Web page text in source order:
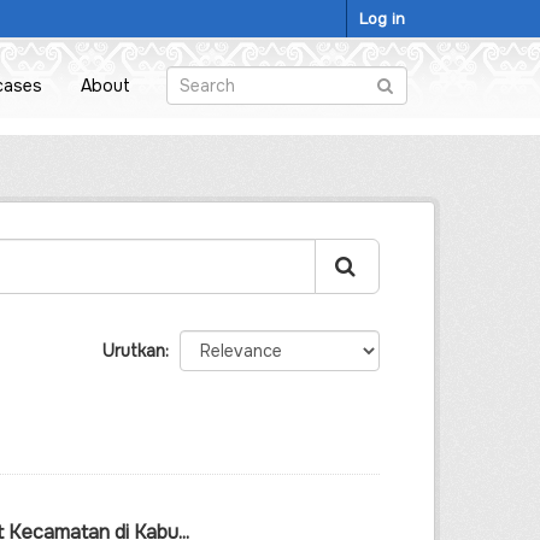
Log in
About
Urutkan
di Kabu...